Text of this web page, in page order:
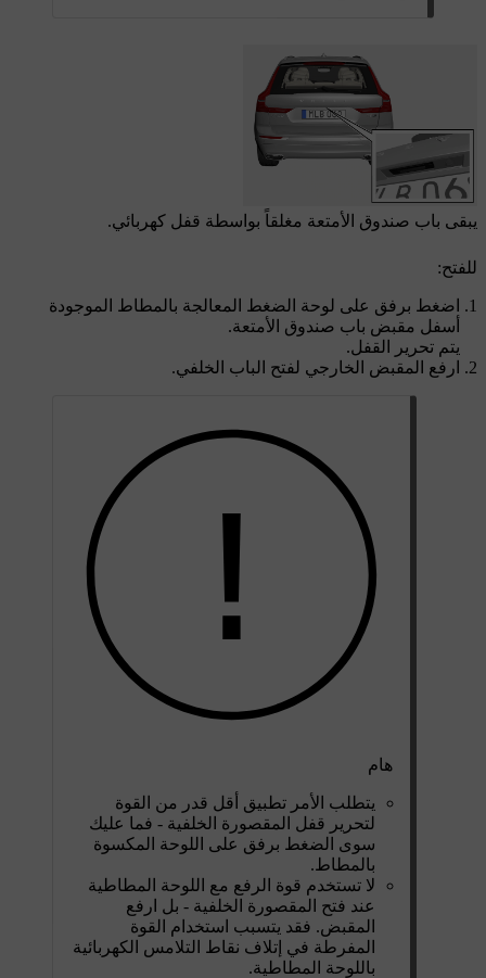
يبقى باب صندوق الأمتعة مغلقاً بواسطة قفل كهربائي.
للفتح:
اضغط برفق على لوحة الضغط المعالجة بالمطاط الموجودة
أسفل مقبض باب صندوق الأمتعة.
يتم تحرير القفل.
ارفع المقبض الخارجي لفتح الباب الخلفي.
هام
يتطلب الأمر تطبيق أقل قدر من القوة
لتحرير قفل المقصورة الخلفية - فما عليك
سوى الضغط برفق على اللوحة المكسوة
بالمطاط.
لا تستخدم قوة الرفع مع اللوحة المطاطية
عند فتح المقصورة الخلفية - بل ارفع
المقبض. فقد يتسبب استخدام القوة
المفرطة في إتلاف نقاط التلامس الكهربائية
باللوحة المطاطية.